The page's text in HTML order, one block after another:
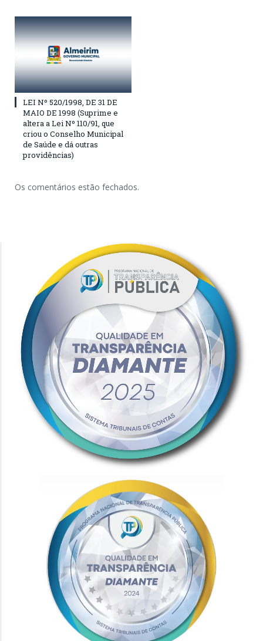
LEI Nº 520/1998, DE 31 DE
MAIO DE 1998 (Suprime e
altera a Lei Nº 110/91, que
criou o Conselho Municipal
de Saúde e dá outras
providências)
Os comentários estão fechados.